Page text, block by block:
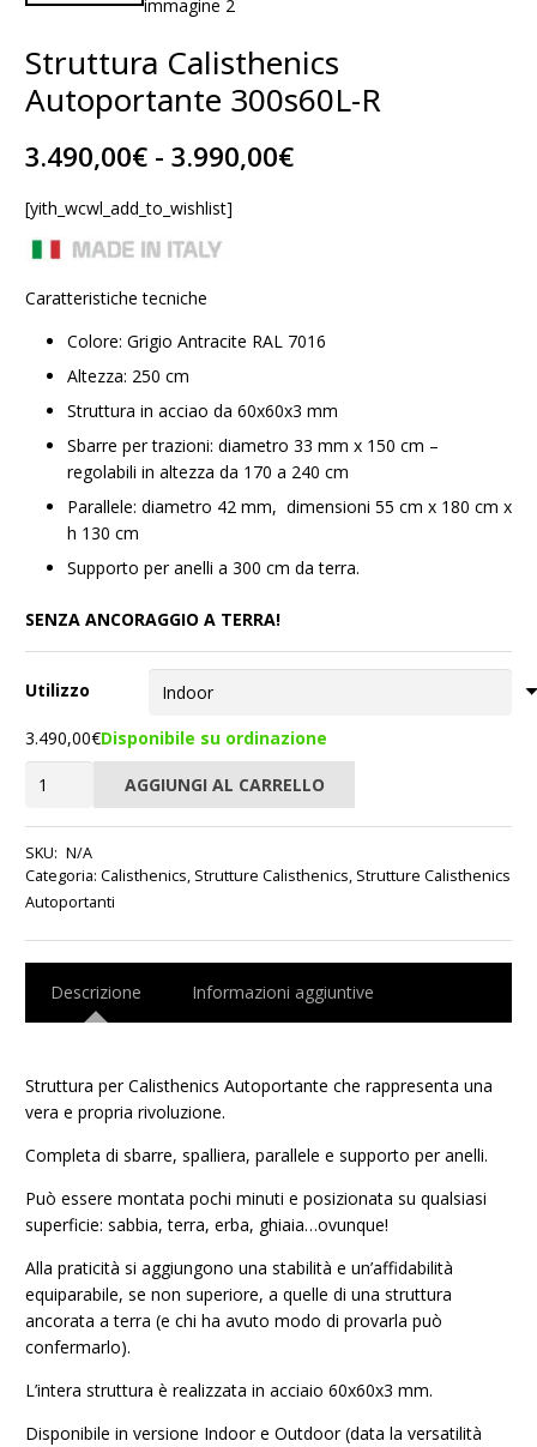
Struttura Calisthenics
Autoportante 300s60L-R
3.490,00€ - 3.990,00€Fascia
[yith_wcwl_add_to_wishlist]
Caratteristiche tecniche
Colore: Grigio Antracite RAL 7016
Altezza: 250 cm
Struttura in acciao da 60x60x3 mm
Sbarre per trazioni: diametro 33 mm x 150 cm –
regolabili in altezza da 170 a 240 cm
Parallele: diametro 42 mm, dimensioni 55 cm x 180 cm x
h 130 cm
Supporto per anelli a 300 cm da terra.
SENZA ANCORAGGIO A TERRA!
Utilizzo
3.490,00€Disponibile su ordinazione
Calisthenics
Autoportante
300s60L-
R
quantità
AGGIUNGI AL CARRELLO
SKU: N/A
Categoria: Calisthenics, Strutture Calisthenics, Strutture Calisthenics
Autoportanti
Descrizione Informazioni aggiuntive
Struttura per Calisthenics Autoportante che rappresenta una
vera e propria rivoluzione.
Completa di sbarre, spalliera, parallele e supporto per anelli.
Può essere montata pochi minuti e posizionata su qualsiasi
superficie: sabbia, terra, erba, ghiaia…ovunque!
Alla praticità si aggiungono una stabilità e un’affidabilità
equiparabile, se non superiore, a quelle di una struttura
ancorata a terra (e chi ha avuto modo di provarla può
confermarlo).
L’intera struttura è realizzata in acciaio 60x60x3 mm.
Disponibile in versione Indoor e Outdoor (data la versatilità